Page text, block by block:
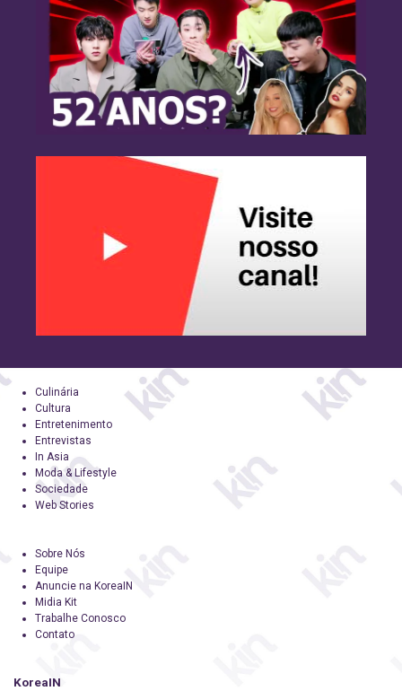
Culinária
Cultura
Entretenimento
Entrevistas
In Asia
Moda & Lifestyle
Sociedade
Web Stories
Sobre Nós
Equipe
Anuncie na KoreaIN
Midia Kit
Trabalhe Conosco
Contato
KoreaIN